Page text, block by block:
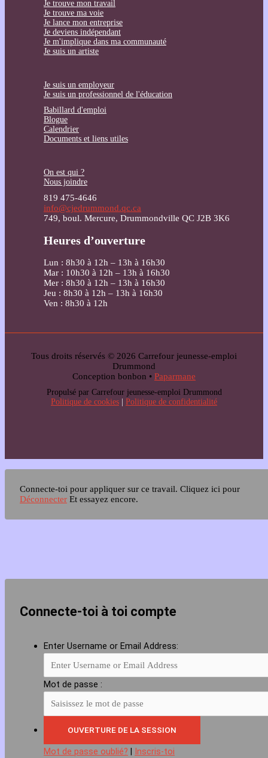
Je trouve mon travail
Je trouve ma voie
Je lance mon entreprise
Je deviens indépendant
Je m'implique dans ma communauté
Je suis un artiste
Je suis un employeur
Je suis un professionnel de l'éducation
Babillard d'emploi
Blogue
Calendrier
Documents et liens utiles
On est qui ?
Nous joindre
819 475-4646
info@cjedrummond.qc.ca
749, boul. Mercure, Drummondville QC J2B 3K6
Heures d’ouverture
Lun : 8h30 à 12h – 13h à 16h30
Mar : 10h30 à 12h – 13h à 16h30
Mer : 8h30 à 12h – 13h à 16h30
Jeu : 8h30 à 12h – 13h à 16h30
Ven : 8h30 à 12h
Tous droits réservés © 2026 Carrefour jeunesse-emploi
Drummond
Conception bonbon • Paparmane
Propulsé par Carrefour jeunesse-emploi Drummond
Politique de cookies | Politique de confidentialité
Connecte-toi pour appliquer sur ce travail. Cliquez ici pour
Déconnecter Et essayez encore.
Connecte-toi à toi compte
Enter Username or Email Address:
Mot de passe :
Mot de passe oublié? Inscris-toi